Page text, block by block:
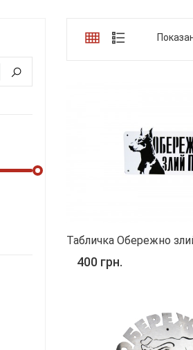
Табличка Обережно
400 грн.